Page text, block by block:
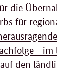
die
für
- im
den